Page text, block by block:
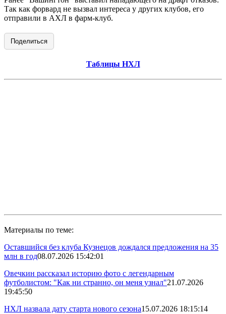
Так как форвард не вызвал интереса у других клубов, его
отправили в АХЛ в фарм-клуб.
Поделиться
Таблицы НХЛ
Материалы по теме:
Оставшийся без клуба Кузнецов дождался предложения на 35
млн в год08.07.2026 15:42:01
Овечкин рассказал историю фото с легендарным
футболистом: "Как ни странно, он меня узнал"21.07.2026
19:45:50
НХЛ назвала дату старта нового сезона15.07.2026 18:15:14